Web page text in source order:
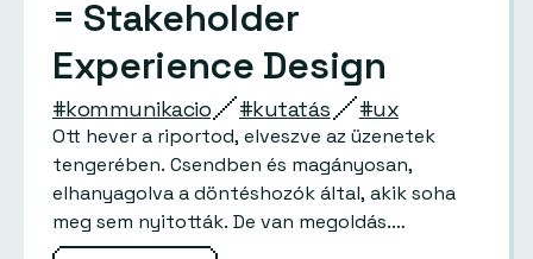
= Stakeholder
Experience Design
#kommunikacio #kutatás #ux
Ott hever a riportod, elveszve az üzenetek
tengerében. Csendben és magányosan,
elhanyagolva a döntéshozók által, akik soha
meg sem nyitották. De van megoldás.…